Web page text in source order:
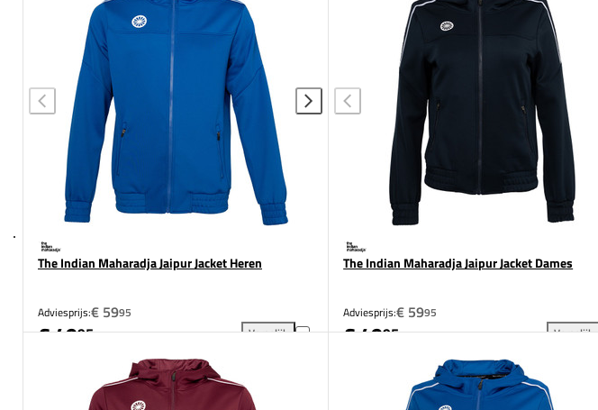
The Indian Maharadja Jaipur Jacket Heren
Adviesprijs:€ 5995
€ 4995
Vergelijk
The Indian Maharadja Jaipur Jacket Dames
Adviesprijs:€ 5995
€ 4995
Vergelijk